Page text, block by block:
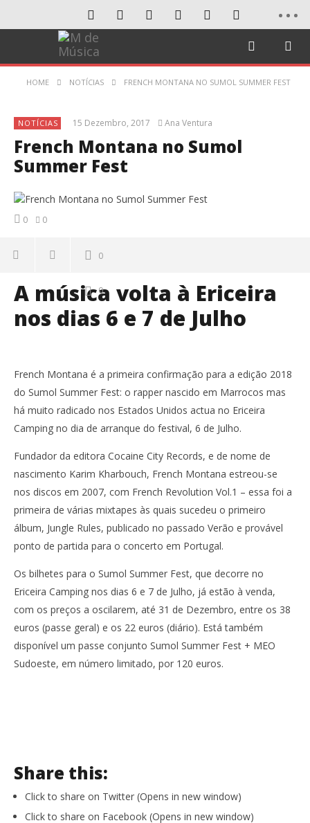
HOME NOTÍCIAS FRENCH MONTANA NO SUMOL SUMMER FEST
NOTÍCIAS 15 Dezembro, 2017 Ana Ventura
French Montana no Sumol
Summer Fest
0 0
0
0
A música volta à Ericeira
nos dias 6 e 7 de Julho
French Montana é a primeira confirmação para a edição 2018
do Sumol Summer Fest: o rapper nascido em Marrocos mas
há muito radicado nos Estados Unidos actua no Ericeira
Camping no dia de arranque do festival, 6 de Julho.
Fundador da editora Cocaine City Records, e de nome de
nascimento Karim Kharbouch, French Montana estreou-se
nos discos em 2007, com French Revolution Vol.1 – essa foi a
primeira de várias mixtapes às quais sucedeu o primeiro
álbum, Jungle Rules, publicado no passado Verão e provável
ponto de partida para o concerto em Portugal.
Os bilhetes para o Sumol Summer Fest, que decorre no
Ericeira Camping nos dias 6 e 7 de Julho, já estão à venda,
com os preços a oscilarem, até 31 de Dezembro, entre os 38
euros (passe geral) e os 22 euros (diário). Está também
disponível um passe conjunto Sumol Summer Fest + MEO
Sudoeste, em número limitado, por 120 euros.
Share this:
Click to share on Twitter (Opens in new window)
Click to share on Facebook (Opens in new window)